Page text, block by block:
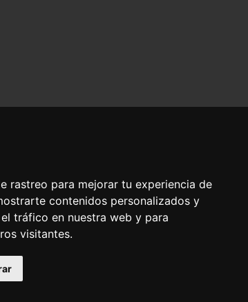
rastreo para mejorar tu experiencia de
contenidos personalizados y
tráfico en nuestra web y para
visitantes.